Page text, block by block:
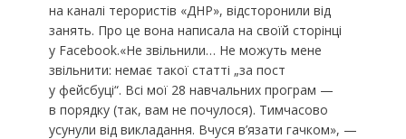
на каналі терористів «ДНР», відсторонили від
занять. Про це вона написала на своїй сторінці
у Facebook.«Не звільнили… Не можуть мене
звільнити: немає такої статті „за пост
у фейсбуці“. Всі мої 28 навчальних програм —
в порядку (так, вам не почулося). Тимчасово
усунули від викладання. Вчуся в’язати гачком», —